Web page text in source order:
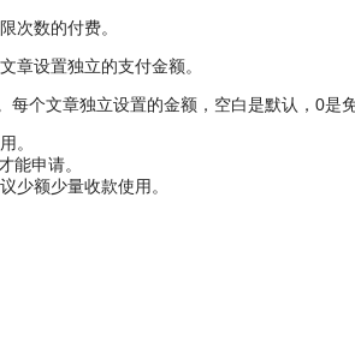
次数的付费。
章设置独立的支付金额。
个文章独立设置的金额，空白是默认，0是
。
能申请。
少额少量收款使用。